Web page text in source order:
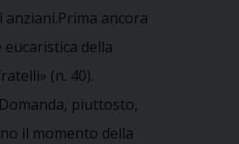
ancora
della
(n. 40).
piuttosto,
il momento della